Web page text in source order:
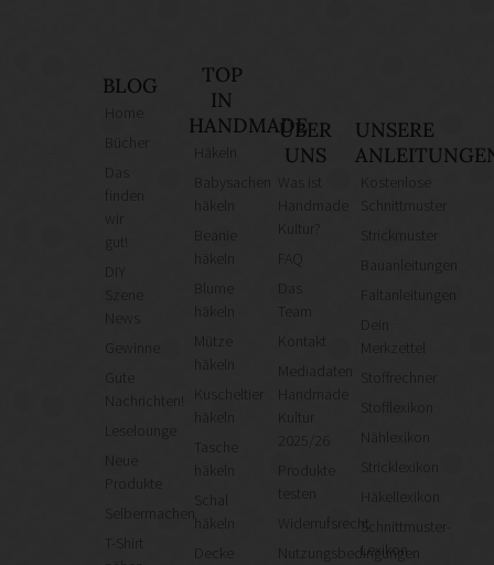
BLOG
finden
gut!
News
Gute
Nachrichten!
Leselounge
Neue
Produkte
Selbermachen
T-Shirt
TOP
IN
HANDMADE
häkeln
häkeln
Mütze
häkeln
Kuscheltier
Tasche
häkeln
ÜBER
UNS
Was ist
Kultur?
Das
Team
Kontakt
Mediadaten
Kultur
2025/26
Produkte
testen
Widerrufsrecht
Nutzungsbedingungen
UNSERE
Kostenlose
Schnittmuster
Strickmuster
Bauanleitungen
Faltanleitungen
Merkzettel
Stoffrechner
Stofflexikon
Nählexikon
Stricklexikon
Häkellexikon
Schnittmuster-
Lexikon